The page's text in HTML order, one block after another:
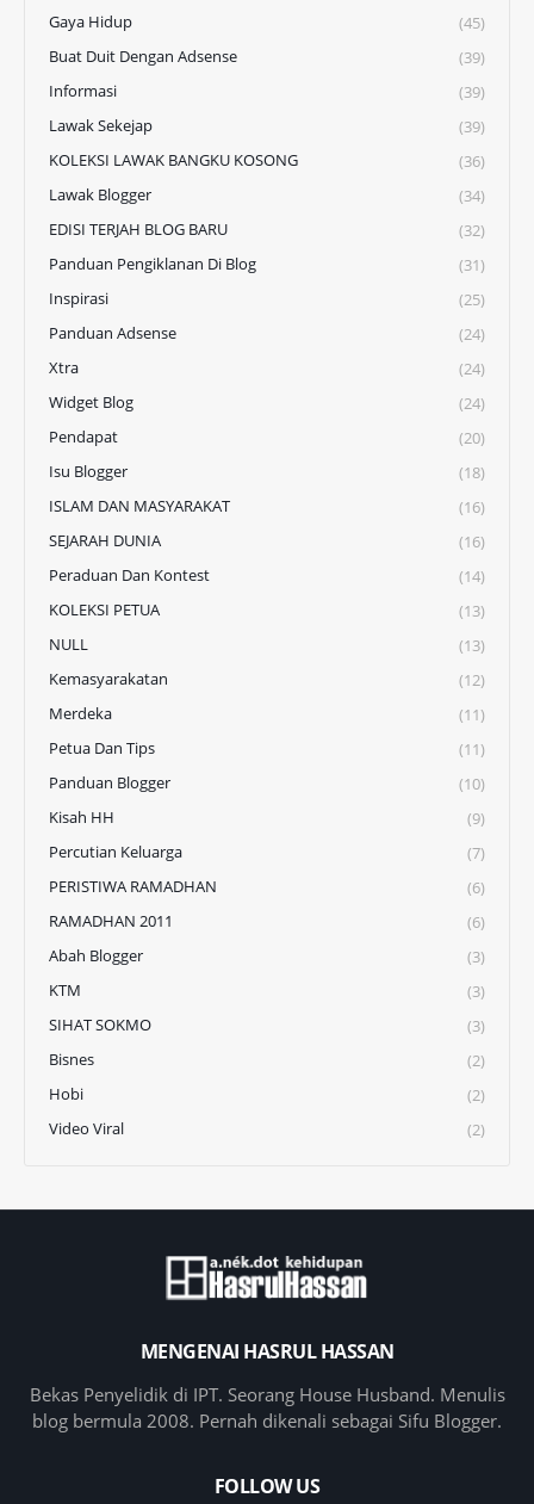
Gaya Hidup
(45)
Buat Duit Dengan Adsense
(39)
Informasi
(39)
Lawak Sekejap
(39)
KOLEKSI LAWAK BANGKU KOSONG
(36)
Lawak Blogger
(34)
EDISI TERJAH BLOG BARU
(32)
Panduan Pengiklanan Di Blog
(31)
Inspirasi
(25)
Panduan Adsense
(24)
Xtra
(24)
Widget Blog
(24)
Pendapat
(20)
Isu Blogger
(18)
ISLAM DAN MASYARAKAT
(16)
SEJARAH DUNIA
(16)
Peraduan Dan Kontest
(14)
KOLEKSI PETUA
(13)
NULL
(13)
Kemasyarakatan
(12)
Merdeka
(11)
Petua Dan Tips
(11)
Panduan Blogger
(10)
Kisah HH
(9)
Percutian Keluarga
(7)
PERISTIWA RAMADHAN
(6)
RAMADHAN 2011
(6)
Abah Blogger
(3)
KTM
(3)
SIHAT SOKMO
(3)
Bisnes
(2)
Hobi
(2)
Video Viral
(2)
MENGENAI HASRUL HASSAN
Bekas Penyelidik di IPT. Seorang House Husband. Menulis
blog bermula 2008. Pernah dikenali sebagai Sifu Blogger.
FOLLOW US